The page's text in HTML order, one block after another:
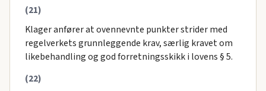
(21)
Klager anfører at ovennevnte punkter strider med
regelverkets grunnleggende krav, særlig kravet om
likebehandling og god forretningsskikk i lovens § 5.
(22)